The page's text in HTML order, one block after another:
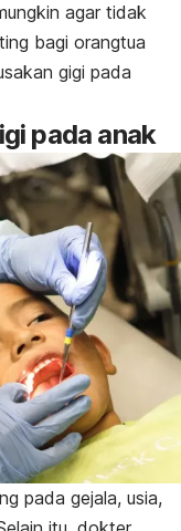
agar tidak
bagi orangtua
gigi pada
pada anak
pada gejala, usia,